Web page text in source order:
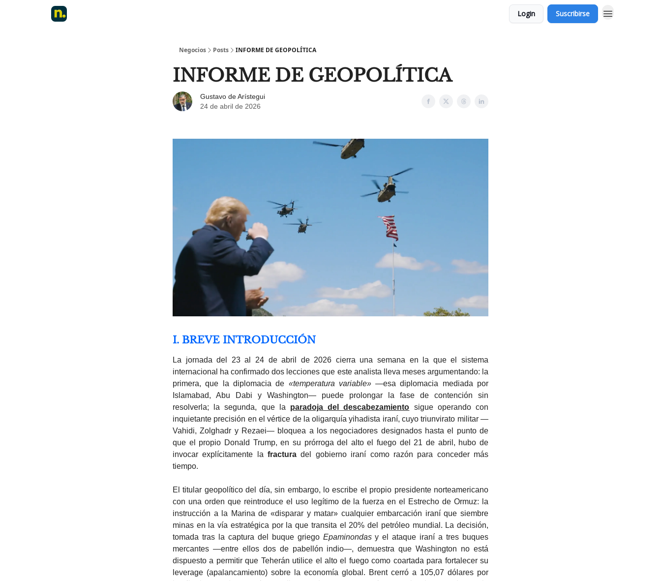
Login Suscribirse
Negocios Posts INFORME DE GEOPOLÍTICA
INFORME DE GEOPOLÍTICA
Gustavo de Arístegui
24 de abril de 2026
I. BREVE INTRODUCCIÓN
La jornada del 23 al 24 de abril de 2026 cierra una semana en la que el sistema
internacional ha confirmado dos lecciones que este analista lleva meses argumentando: la
primera, que la diplomacia de «temperatura variable»—esa diplomacia mediada por
Islamabad, Abu Dabi y Washington— puede prolongar la fase de contención sin
resolverla; la segunda, que la paradoja del descabezamiento sigue operando con
inquietante precisión en el vértice de la oligarquía yihadista iraní, cuyo triunvirato militar —
Vahidi, Zolghadr y Rezaei— bloquea a los negociadores designados hasta el punto de
que el propio Donald Trump, en su prórroga del alto el fuego del 21 de abril, hubo de
invocar explícitamente lafractura del gobierno iraní como razón para conceder más
tiempo.
El titular geopolítico del día, sin embargo, lo escribe el propio presidente norteamericano
con una orden que reintroduce el uso legítimo de la fuerza en el Estrecho de Ormuz: la
instrucción a la Marina de «disparar y matar» cualquier embarcación iraní que siembre
minas en la vía estratégica por la que transita el 20% del petróleo mundial. La decisión,
tomada tras la captura del buque griego Epaminondasy el ataque iraní a tres buques
mercantes —entre ellos dos de pabellón indio—, demuestra que Washington no está
dispuesto a permitir que Teherán utilice el alto el fuego como coartada para fortalecer su
leverage (apalancamiento) sobre la economía global. Brent cerró a 105,07 dólares por